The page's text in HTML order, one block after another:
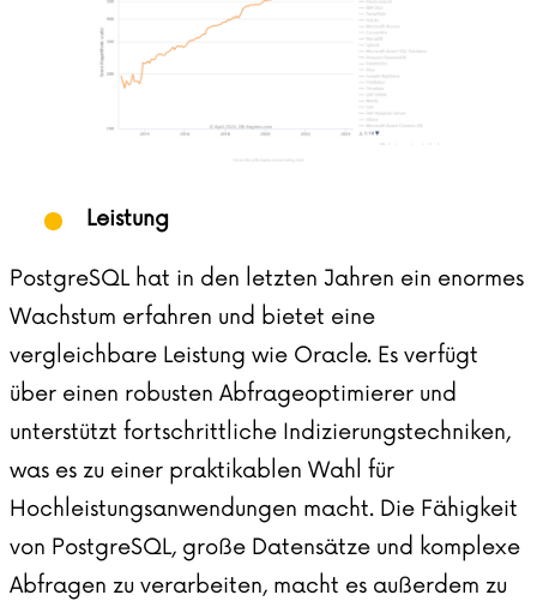
Leistung
PostgreSQL hat in den letzten Jahren ein enormes
Wachstum erfahren und bietet eine
vergleichbare Leistung wie Oracle. Es verfügt
über einen robusten Abfrageoptimierer und
unterstützt fortschrittliche Indizierungstechniken,
was es zu einer praktikablen Wahl für
Hochleistungsanwendungen macht. Die Fähigkeit
von PostgreSQL, große Datensätze und komplexe
Abfragen zu verarbeiten, macht es außerdem zu